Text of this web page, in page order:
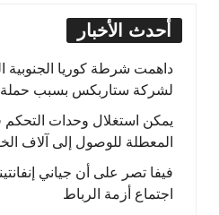
أحدث الأخبار
داهمت شرطة كوريا الجنوبية
لشركة ستاربكس بسبب حملة
يمكن استغلال وحدات التحكم
المعطلة للوصول إلى آلاف
فيفا تصر على أن جياني
اجتماع أزمة الرباط